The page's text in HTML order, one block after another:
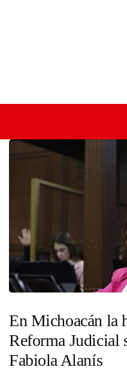
En Michoacán la
Reforma Judicial
Fabiola Alanís